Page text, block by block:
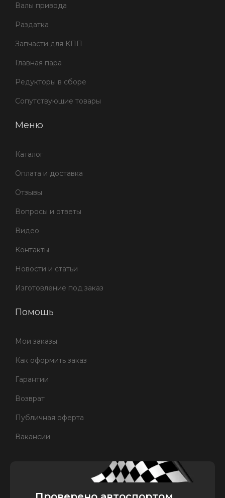
Валы привода
Раздатка
Запчасти для КПП
Главная пара
Редукторы в сборе
Сопутствующие товары
Меню
Каталог
Оплата и доставка
Отзывы
Вопросы и ответы
Видео
Контакты
Новости и статьи
Изготовление под заказ
Помощь
Мои заказы
Как оформить заказ
Гарантии
Возврат
Публичная оферта
Вакансии